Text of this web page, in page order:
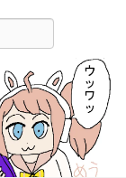
離倉庫
たサイトです。